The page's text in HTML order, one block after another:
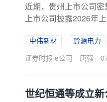
近期，贵州上市公司
上市公司披露2026年
性。中伟新材在公告
电池材料领域的龙头
中伟新材
黔源电力
证券时报·e公司
唐强
世纪恒通等成立